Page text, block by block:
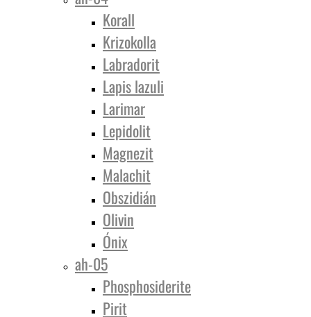
Korall
Krizokolla
Labradorit
Lapis lazuli
Larimar
Lepidolit
Magnezit
Malachit
Obszidián
Olivin
Ónix
ah-05
Phosphosiderite
Pirit